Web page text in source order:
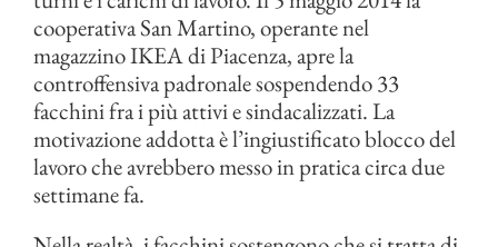
cooperativa San Martino, operante nel
magazzino IKEA di Piacenza, apre la
controffensiva padronale sospendendo 33
facchini fra i più attivi e sindacalizzati. La
motivazione addotta è l’ingiustificato blocco del
lavoro che avrebbero messo in pratica circa due
settimane fa.